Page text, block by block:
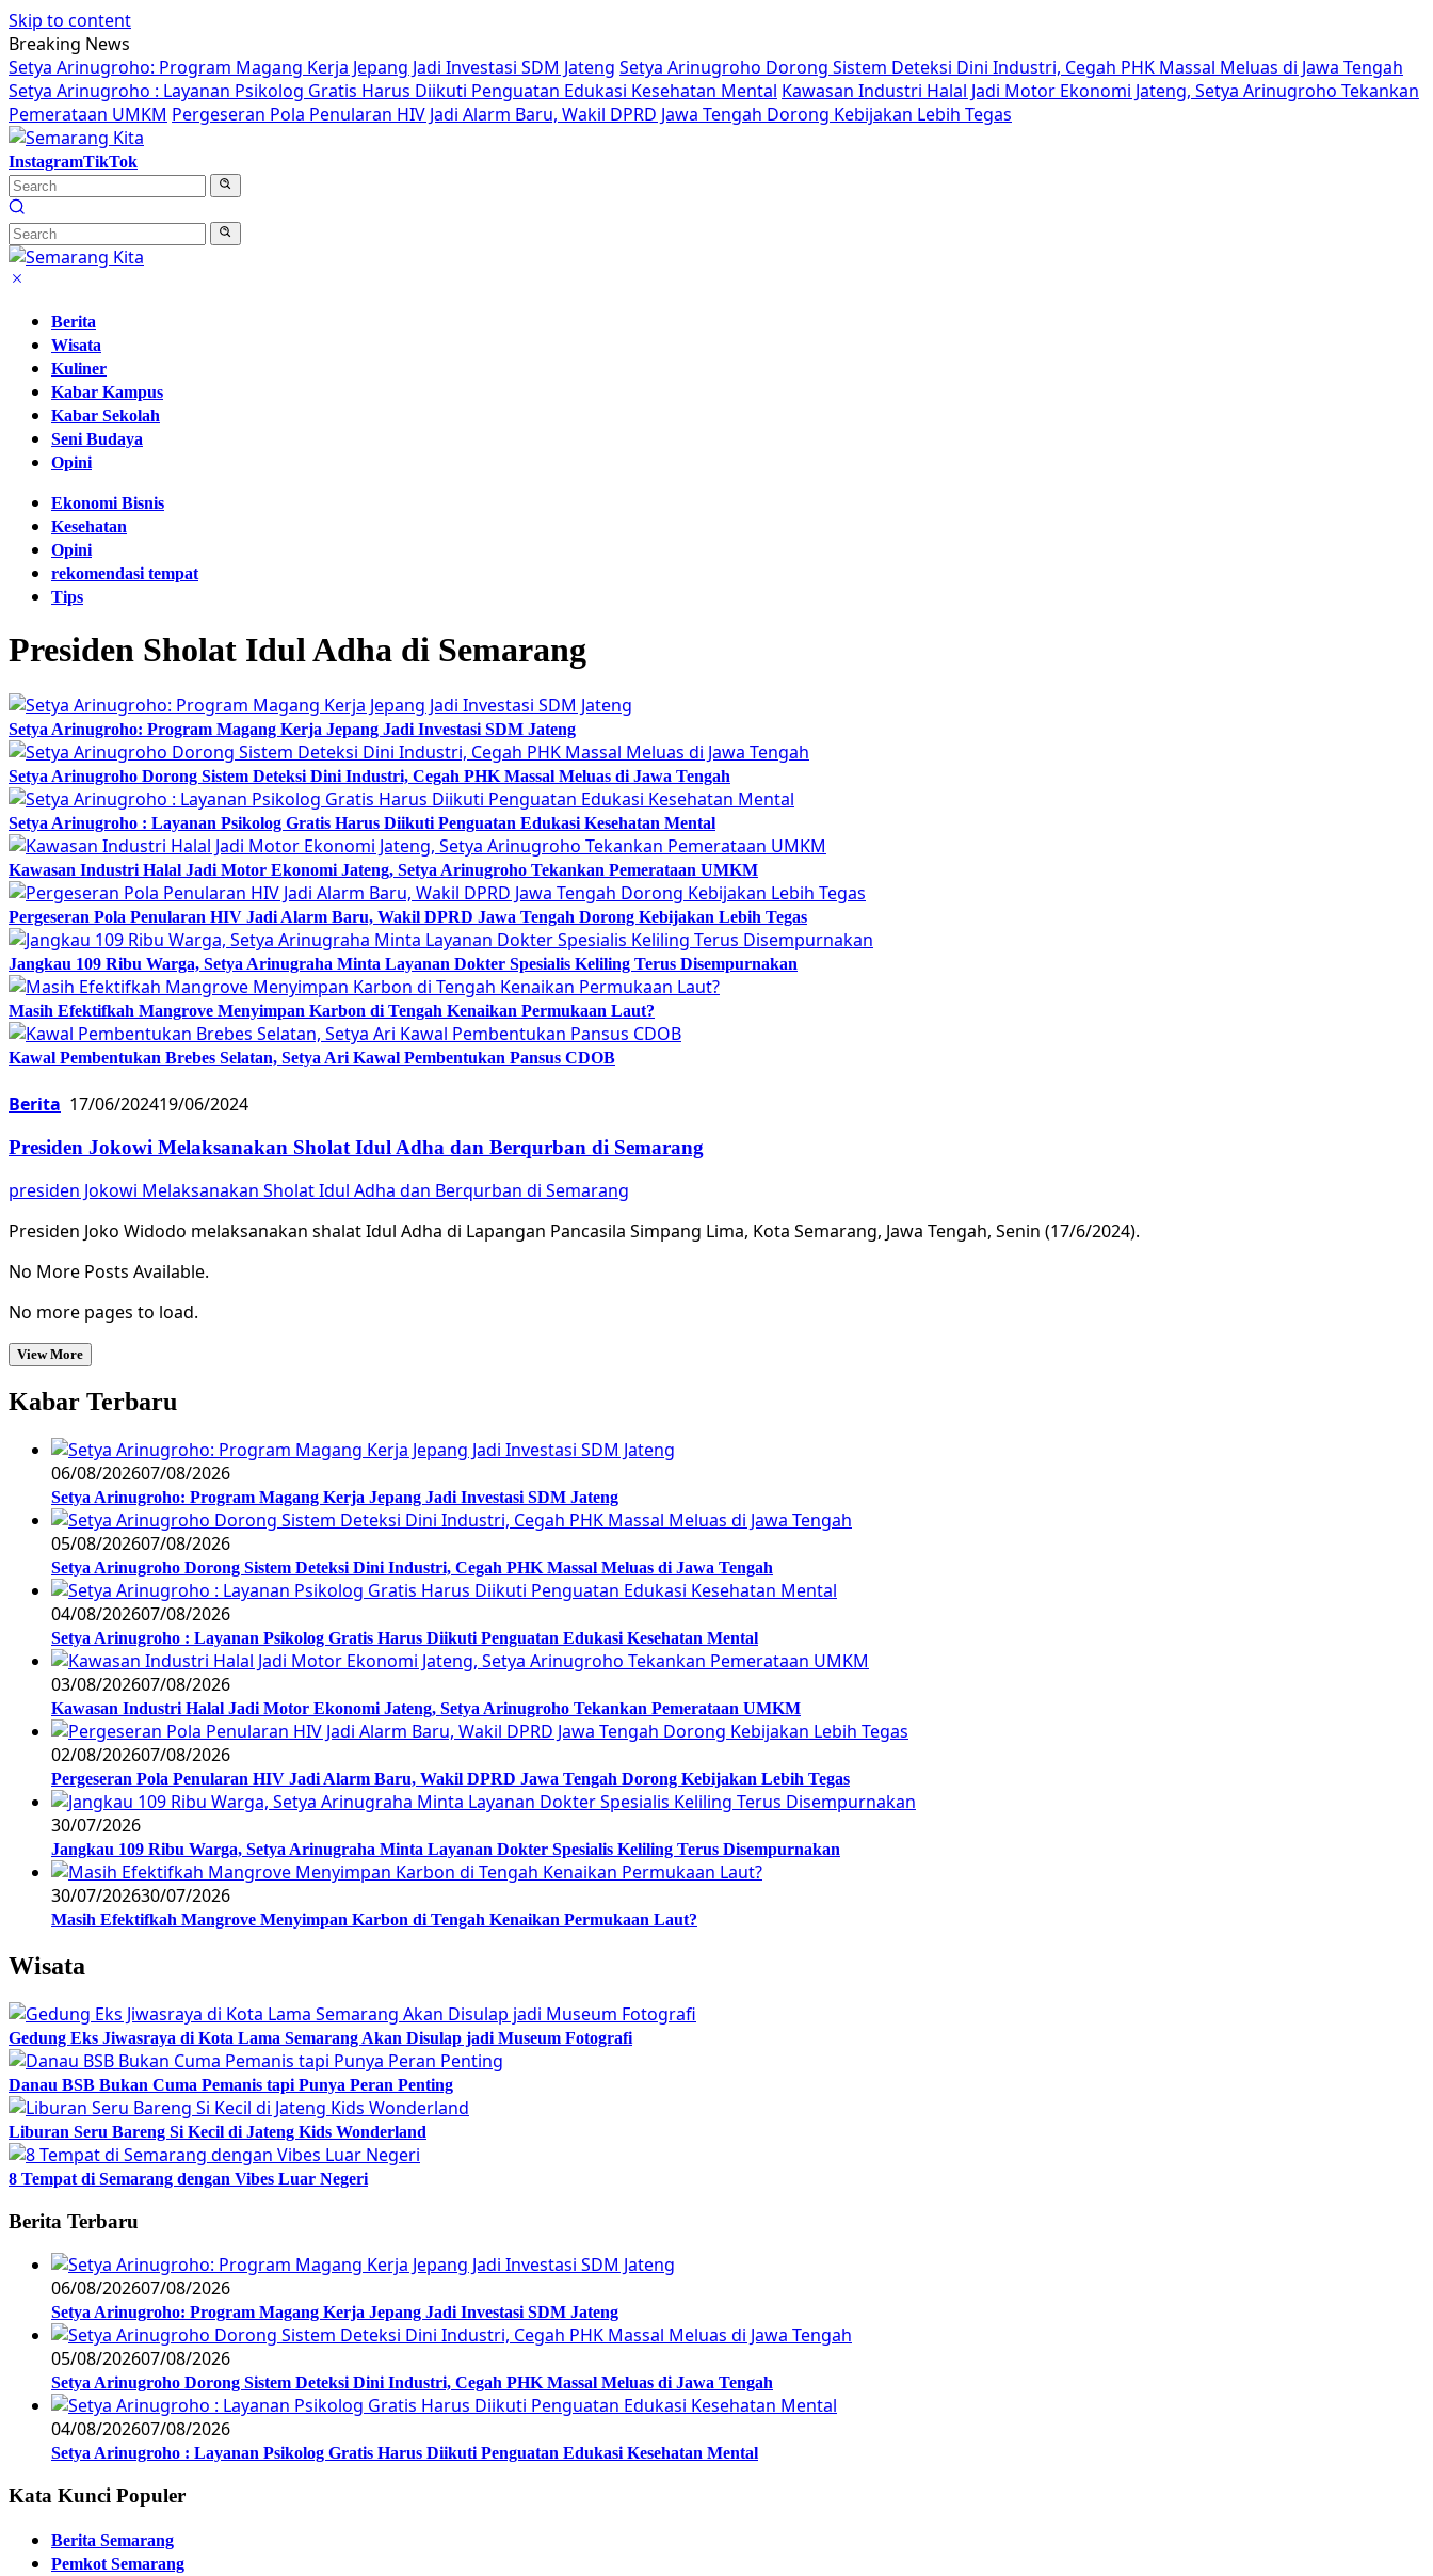
Skip to content
Breaking News
Setya Arinugroho: Program Magang Kerja Jepang Jadi Investasi SDM Jateng Setya Arinugroho Dorong Sistem Deteksi Dini Industri, Cegah PHK Massal Meluas di Jawa Tengah
Setya Arinugroho : Layanan Psikolog Gratis Harus Diikuti Penguatan Edukasi Kesehatan Mental Kawasan Industri Halal Jadi Motor Ekonomi Jateng, Setya Arinugroho Tekankan
Pemerataan UMKM Pergeseran Pola Penularan HIV Jadi Alarm Baru, Wakil DPRD Jawa Tengah Dorong Kebijakan Lebih Tegas
InstagramTikTok
Berita
Wisata
Kuliner
Kabar Kampus
Kabar Sekolah
Seni Budaya
Opini
Ekonomi Bisnis
Kesehatan
Opini
rekomendasi tempat
Tips
Presiden Sholat Idul Adha di Semarang
Setya Arinugroho: Program Magang Kerja Jepang Jadi Investasi SDM Jateng
Setya Arinugroho Dorong Sistem Deteksi Dini Industri, Cegah PHK Massal Meluas di Jawa Tengah
Setya Arinugroho : Layanan Psikolog Gratis Harus Diikuti Penguatan Edukasi Kesehatan Mental
Kawasan Industri Halal Jadi Motor Ekonomi Jateng, Setya Arinugroho Tekankan Pemerataan UMKM
Pergeseran Pola Penularan HIV Jadi Alarm Baru, Wakil DPRD Jawa Tengah Dorong Kebijakan Lebih Tegas
Jangkau 109 Ribu Warga, Setya Arinugraha Minta Layanan Dokter Spesialis Keliling Terus Disempurnakan
Masih Efektifkah Mangrove Menyimpan Karbon di Tengah Kenaikan Permukaan Laut?
Kawal Pembentukan Brebes Selatan, Setya Ari Kawal Pembentukan Pansus CDOB
Berita 17/06/202419/06/2024
Presiden Jokowi Melaksanakan Sholat Idul Adha dan Berqurban di Semarang
presiden Jokowi Melaksanakan Sholat Idul Adha dan Berqurban di Semarang
Presiden Joko Widodo melaksanakan shalat Idul Adha di Lapangan Pancasila Simpang Lima, Kota Semarang, Jawa Tengah, Senin (17/6/2024).
No More Posts Available.
No more pages to load.
View More
Kabar Terbaru
06/08/202607/08/2026
Setya Arinugroho: Program Magang Kerja Jepang Jadi Investasi SDM Jateng
05/08/202607/08/2026
Setya Arinugroho Dorong Sistem Deteksi Dini Industri, Cegah PHK Massal Meluas di Jawa Tengah
04/08/202607/08/2026
Setya Arinugroho : Layanan Psikolog Gratis Harus Diikuti Penguatan Edukasi Kesehatan Mental
03/08/202607/08/2026
Kawasan Industri Halal Jadi Motor Ekonomi Jateng, Setya Arinugroho Tekankan Pemerataan UMKM
02/08/202607/08/2026
Pergeseran Pola Penularan HIV Jadi Alarm Baru, Wakil DPRD Jawa Tengah Dorong Kebijakan Lebih Tegas
30/07/2026
Jangkau 109 Ribu Warga, Setya Arinugraha Minta Layanan Dokter Spesialis Keliling Terus Disempurnakan
30/07/202630/07/2026
Masih Efektifkah Mangrove Menyimpan Karbon di Tengah Kenaikan Permukaan Laut?
Wisata
Gedung Eks Jiwasraya di Kota Lama Semarang Akan Disulap jadi Museum Fotografi
Danau BSB Bukan Cuma Pemanis tapi Punya Peran Penting
Liburan Seru Bareng Si Kecil di Jateng Kids Wonderland
8 Tempat di Semarang dengan Vibes Luar Negeri
Berita Terbaru
06/08/202607/08/2026
Setya Arinugroho: Program Magang Kerja Jepang Jadi Investasi SDM Jateng
05/08/202607/08/2026
Setya Arinugroho Dorong Sistem Deteksi Dini Industri, Cegah PHK Massal Meluas di Jawa Tengah
04/08/202607/08/2026
Setya Arinugroho : Layanan Psikolog Gratis Harus Diikuti Penguatan Edukasi Kesehatan Mental
Kata Kunci Populer
Berita Semarang
Pemkot Semarang